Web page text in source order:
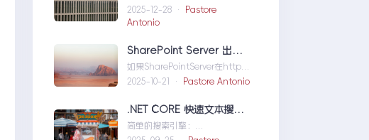
DirectoryNotFoundException
wwwroo...aspnet-wwwroot-
2025-12-28 ·
Pastore
Antonio
如果SharePointServer在http的
情况下能够访问，但是在https
如...SharePointServer出现
R
2025-10-21 · Pastore Antonio
.NET CORE 快速文本搜索器
简单的搜索引擎：